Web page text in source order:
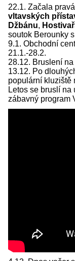
22.1. Začala
vltavských
Džbánu,
soutok Berounky
9.1. Obchodní
21.1.-28.2.
28.12. Bruslení
13.12. Po
populární kluziště
Letos se bruslí
zábavný program